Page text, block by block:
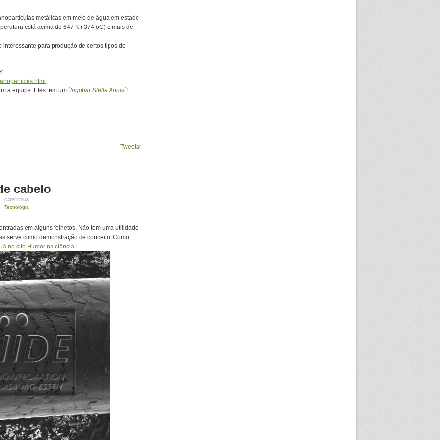
metálicas em meio de água em estado
está acima de 647 K ( 374 oC) e mais de
para produção de certos tipos de
a equipe. Eles tem um ´frigobar Stella Artois´!
Tweetar
cabelo
CATEGORIAS
Tecnologia
em alguns folhetos. Não tem uma utilidade
serve como demonstração de conceito. Como
no site Humor na ciência.